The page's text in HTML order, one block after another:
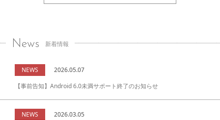
News 新着情報
NEWS
2026.05.07
【事前告知】Android 6.0未満サポート終了のお知らせ
NEWS
2026.03.05